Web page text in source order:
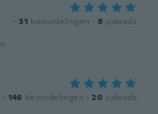
· 31 beoordelingen · 8 uploads
· 146 beoordelingen · 20 uploads